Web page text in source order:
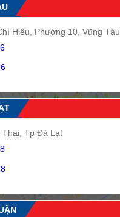
Hiếu, Phường 10, Vũng Tàu
Thái, Tp Đà Lạt